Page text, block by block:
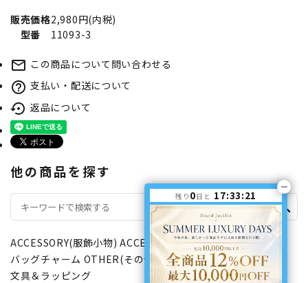
販売価格2,980円(内税)
型番
11093-3
mail_outline この商品について問い合わせる
help_outline 支払い・配送について
settings_backup_restore 返品について
他の商品を探す
search
ACCESSORY(服飾小物) ACCESSORY(服飾小物)
バッグチャーム OTHER(その他)OTHER(その他)
文具＆ラッピング
残り 0日と 17:33:20